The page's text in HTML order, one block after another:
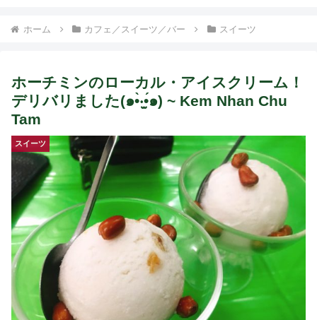
ホーム カフェ／スイーツ／バー スイーツ
ホーチミンのローカル・アイスクリーム！
デリバリました(๑•̀‧̫•́๑) ~ Kem Nhan Chu
Tam
スイーツ